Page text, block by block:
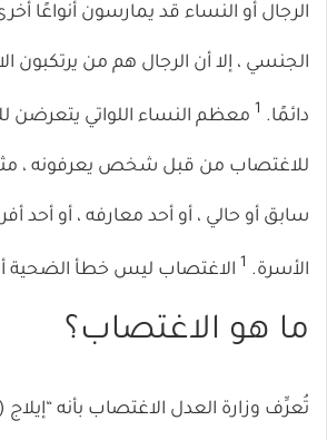
الرجال أو النساء قد يمارسون أنواعًا
الجنسي ، إلا أن الرجال هم من يرتكبون
دائمًا. 1 معظم النساء اللواتي يتعرضن
للاغتصاب من قبل شخص يعرفونه ،
سابق أو حالي ، أو أحد معارفه ، أو أحد
الأسرة. 1 الاغتصاب ليس خطأ الضحية
ما هو الاغتصاب؟
تُعرِّف وزارة العدل الاغتصاب بأنه